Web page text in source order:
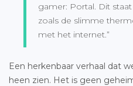
gamer: Portal. Dit
zoals de slimme
met het internet.”
Een herkenbaar verhaal dat
heen zien. Het is geen